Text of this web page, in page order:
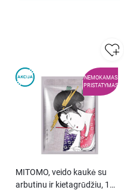
NEMOKAMAS
PRISTATYMAS
MITOMO, veido kaukė su
arbutinu ir kietagrūdžiu, 1